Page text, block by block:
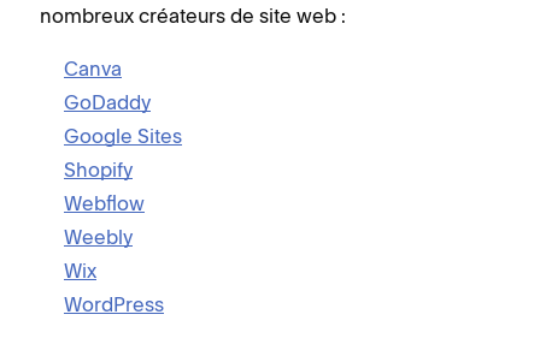
nombreux créateurs de site web :
Canva
GoDaddy
Google Sites
Shopify
Webflow
Weebly
Wix
WordPress